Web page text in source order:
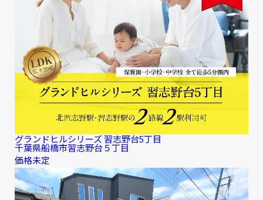
グランドヒルシリーズ 習志野台5丁目
千葉県船橋市習志野台５丁目
価格未定